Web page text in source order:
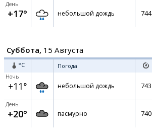
День
+17° небольшой дождь 744
Суббота, 15 Августа
°C Погода
Ночь
+11° небольшой дождь 743
День
+20° пасмурно 740